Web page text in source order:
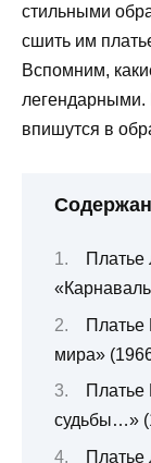
стильными
сшить им
Вспомним,
легендарными.
впишутся в
Платье
Платье
мира»
судьбы…»